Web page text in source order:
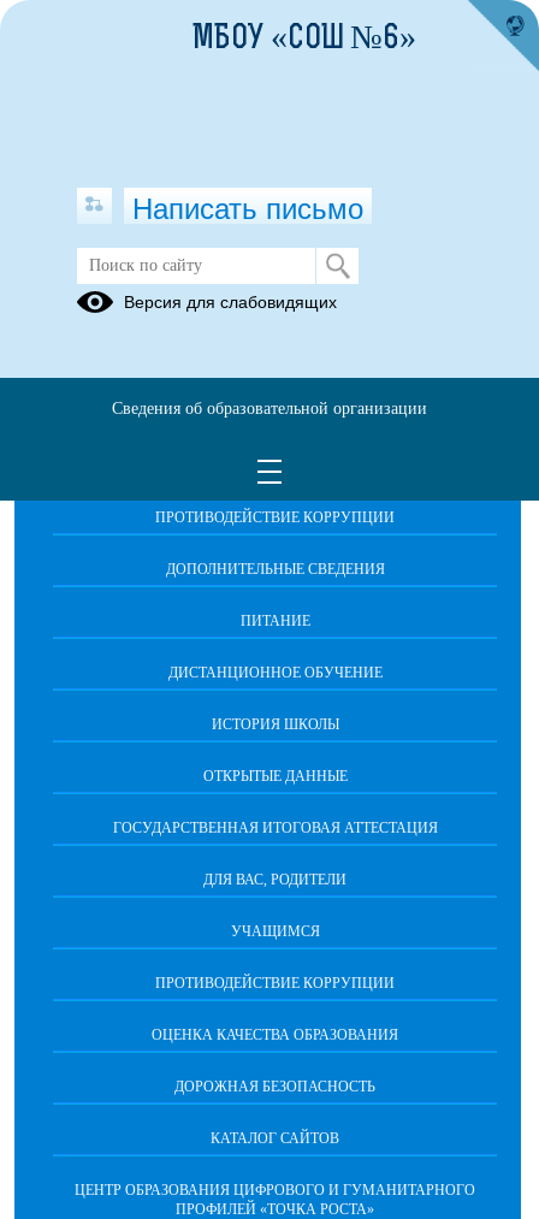
Публикации за 20.05.2026
ОБРАЩЕНИЯ ГРАЖДАН
ПРОТИВОДЕЙСТВИЕ КОРРУПЦИИ
ДОПОЛНИТЕЛЬНЫЕ СВЕДЕНИЯ
ПИТАНИЕ
ДИСТАНЦИОННОЕ ОБУЧЕНИЕ
ИСТОРИЯ ШКОЛЫ
ОТКРЫТЫЕ ДАННЫЕ
ГОСУДАРСТВЕННАЯ ИТОГОВАЯ АТТЕСТАЦИЯ
ДЛЯ ВАС, РОДИТЕЛИ
УЧАЩИМСЯ
ПРОТИВОДЕЙСТВИЕ КОРРУПЦИИ
ОЦЕНКА КАЧЕСТВА ОБРАЗОВАНИЯ
ДОРОЖНАЯ БЕЗОПАСНОСТЬ
КАТАЛОГ САЙТОВ
ЦЕНТР ОБРАЗОВАНИЯ ЦИФРОВОГО И ГУМАНИТАРНОГО
ПРОФИЛЕЙ «ТОЧКА РОСТА»
МБОУ «СОШ №6»
Написать письмо
Версия для слабовидящих
Сведения об образовательной организации